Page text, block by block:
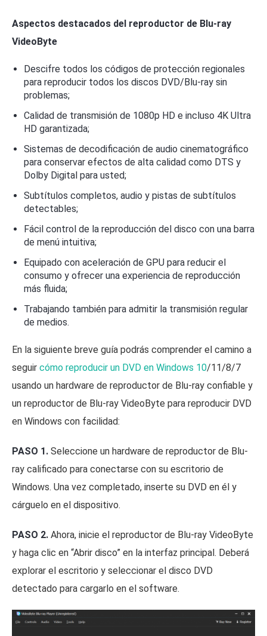
Aspectos destacados del reproductor de Blu-ray
VideoByte
Descifre todos los códigos de protección regionales
para reproducir todos los discos DVD/Blu-ray sin
problemas;
Calidad de transmisión de 1080p HD e incluso 4K Ultra
HD garantizada;
Sistemas de decodificación de audio cinematográfico
para conservar efectos de alta calidad como DTS y
Dolby Digital para usted;
Subtítulos completos, audio y pistas de subtítulos
detectables;
Fácil control de la reproducción del disco con una barra
de menú intuitiva;
Equipado con aceleración de GPU para reducir el
consumo y ofrecer una experiencia de reproducción
más fluida;
Trabajando también para admitir la transmisión regular
de medios.
En la siguiente breve guía podrás comprender el camino a
seguir cómo reproducir un DVD en Windows 10/11/8/7
usando un hardware de reproductor de Blu-ray confiable y
un reproductor de Blu-ray VideoByte para reproducir DVD
en Windows con facilidad:
PASO 1. Seleccione un hardware de reproductor de Blu-
ray calificado para conectarse con su escritorio de
Windows. Una vez completado, inserte su DVD en él y
cárguelo en el dispositivo.
PASO 2. Ahora, inicie el reproductor de Blu-ray VideoByte
y haga clic en “Abrir disco” en la interfaz principal. Deberá
explorar el escritorio y seleccionar el disco DVD
detectado para cargarlo en el software.